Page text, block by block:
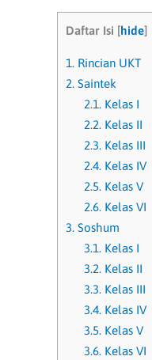
Daftar Isi [hide]
1. Rincian UKT
2. Saintek
2.1.Kelas I
2.2.Kelas II
2.3.Kelas III
2.4.Kelas IV
2.5.Kelas V
2.6.Kelas VI
3. Soshum
3.1.Kelas I
3.2.Kelas II
3.3.Kelas III
3.4.Kelas IV
3.5.Kelas V
3.6.Kelas VI